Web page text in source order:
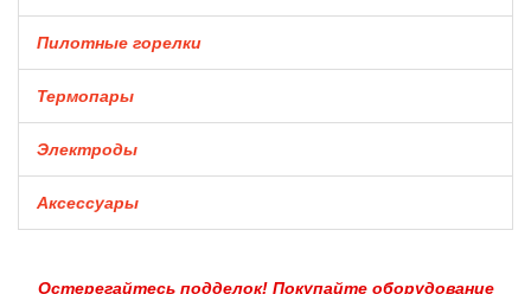
Пилотные горелки
Термопары
Электроды
Аксессуары
Остерегайтесь подделок! Покупайте оборудование